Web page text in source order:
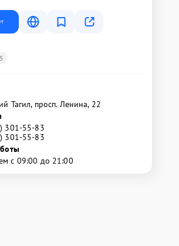
Тагил, просп. Ленина, 22
301-55-83
301-55-83
с 09:00 до 21:00